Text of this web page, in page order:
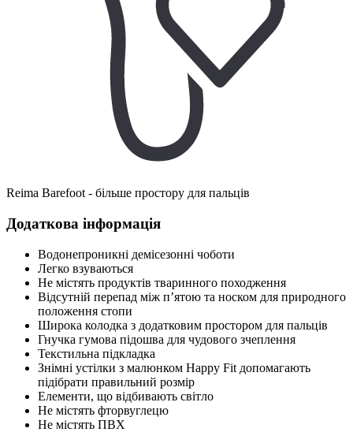
Reima Barefoot - більше простору для пальців
Додаткова інформація
Водонепроникні демісезонні чоботи
Легко взуваються
Не містять продуктів тваринного походження
Відсутній перепад між п’ятою та носком для природного
положення стопи
Широка колодка з додатковим простором для пальців
Гнучка гумова підошва для чудового зчеплення
Текстильна підкладка
Знімні устілки з малюнком Happy Fit допомагають
підібрати правильний розмір
Елементи, що відбивають світло
Не містять фторвуглецю
Не містять ПВХ